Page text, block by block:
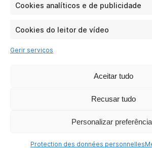
Cookies analíticos e de publicidade
Cookies do leitor de vídeo
Gerir serviços
Aceitar tudo
Recusar tudo
Personalizar
Protection des données personnelles
Ver as perguntas